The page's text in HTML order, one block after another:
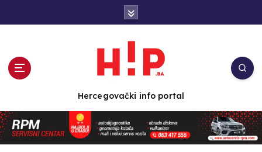
n
t
e
Hercegovački info portal